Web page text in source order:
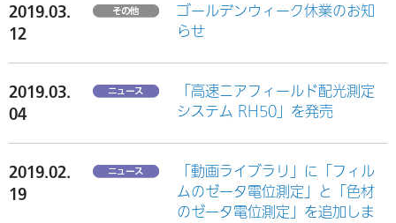
2019.03.
12
ゴールデンウィーク休業のお知
らせ
2019.03.
04
「高速ニアフィールド配光測定
システム RH50」を発売
2019.02.
19
「動画ライブラリ」に「フィル
ムのゼータ電位測定」と「色材
のゼータ電位測定」を追加しま